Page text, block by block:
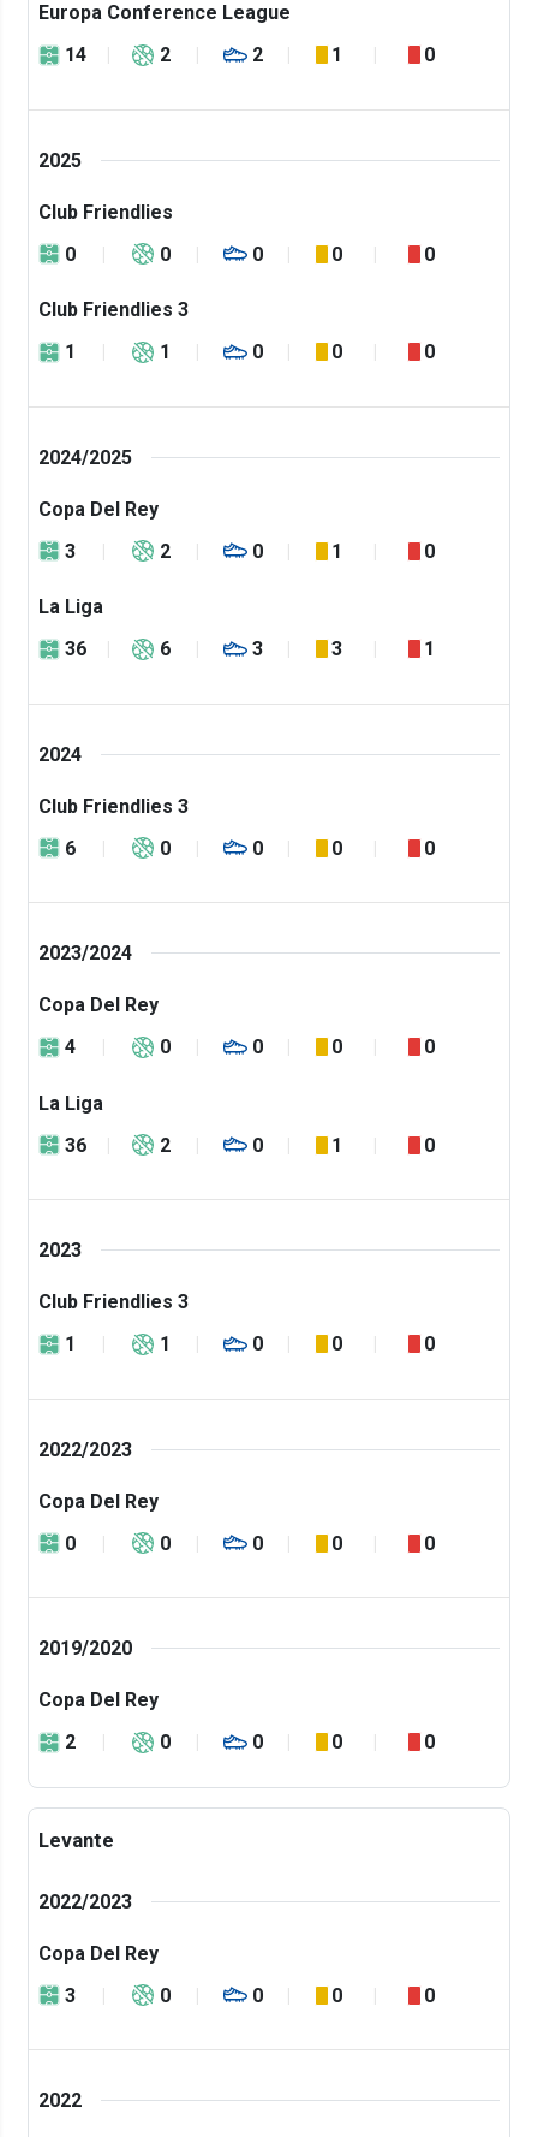
Europa Conference League
14
2 2 1 0
2025
Club Friendlies
0
0 0 0 0
Club Friendlies 3
1
1 0 0 0
2024/2025
Copa Del Rey
3
2 0 1 0
La Liga
36
6 3 3 1
2024
Club Friendlies 3
6
0 0 0 0
2023/2024
Copa Del Rey
4
0 0 0 0
La Liga
36
2 0 1 0
2023
Club Friendlies 3
1
1 0 0 0
2022/2023
Copa Del Rey
0
0 0 0 0
2019/2020
Copa Del Rey
2
0 0 0 0
Levante
2022/2023
Copa Del Rey
3
0 0 0 0
2022